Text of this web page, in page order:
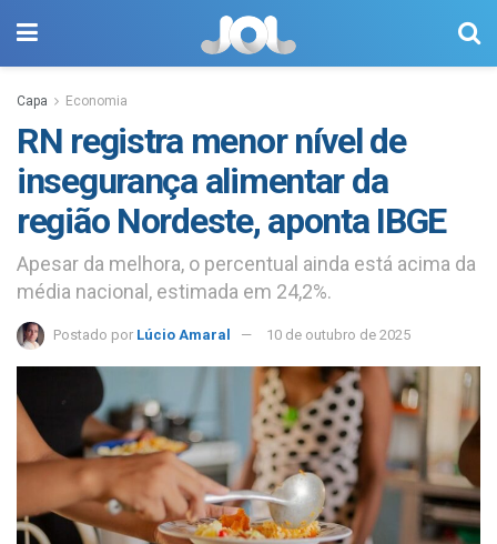
Capa Economia
RN registra menor nível de
insegurança alimentar da
região Nordeste, aponta IBGE
Apesar da melhora, o percentual ainda está acima da
média nacional, estimada em 24,2%.
Postado por Lúcio Amaral 10 de outubro de 2025